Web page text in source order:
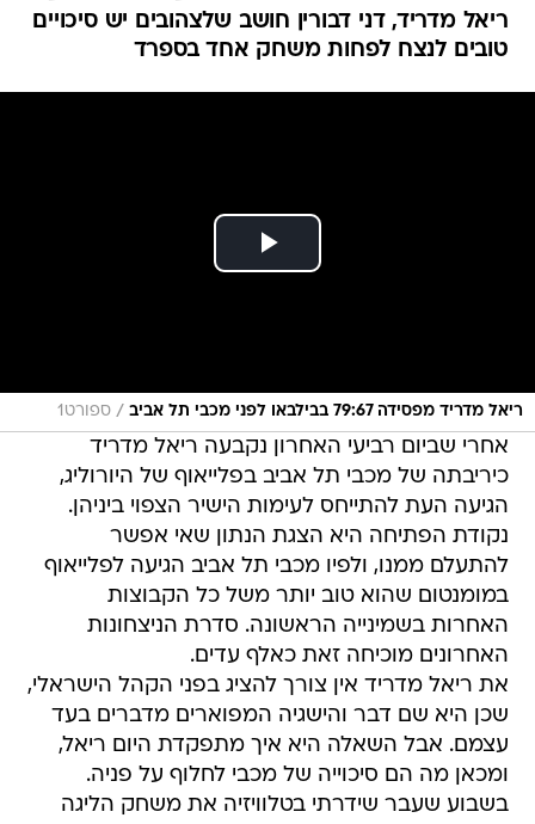
ריאל מדריד, דני דבורין חושב שלצהובים יש סיכויים
טובים לנצח לפחות משחק אחד בספרד
ריאל מדריד מפסידה 79:67 בבילבאו לפני מכבי תל אביב / ספורט1
אחרי שביום רביעי האחרון נקבעה ריאל מדריד
כיריבתה של מכבי תל אביב בפלייאוף של היורוליג,
הגיעה העת להתייחס לעימות הישיר הצפוי ביניהן.
נקודת הפתיחה היא הצגת הנתון שאי אפשר
להתעלם ממנו, ולפיו מכבי תל אביב הגיעה לפלייאוף
במומנטום שהוא טוב יותר משל כל הקבוצות
האחרות בשמינייה הראשונה. סדרת הניצחונות
האחרונים מוכיחה זאת כאלף עדים.
את ריאל מדריד אין צורך להציג בפני הקהל הישראלי,
שכן היא שם דבר והישגיה המפוארים מדברים בעד
עצמם. אבל השאלה היא איך מתפקדת היום ריאל,
ומכאן מה הם סיכוייה של מכבי לחלוף על פניה.
בשבוע שעבר שידרתי בטלוויזיה את משחק הליגה